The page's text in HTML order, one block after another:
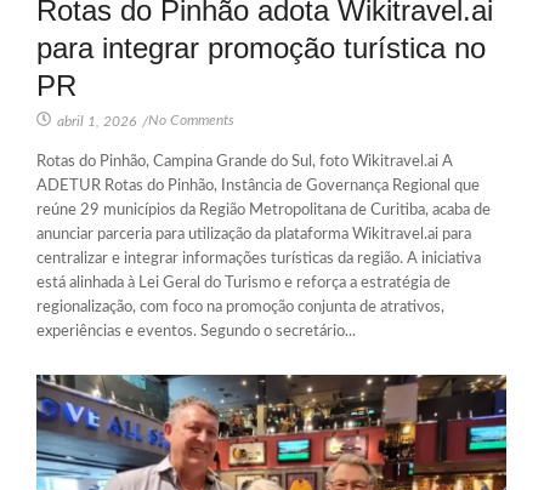
Rotas do Pinhão adota Wikitravel.ai
para integrar promoção turística no
PR
abril 1, 2026 /No Comments
Rotas do Pinhão, Campina Grande do Sul, foto Wikitravel.ai A
ADETUR Rotas do Pinhão, Instância de Governança Regional que
reúne 29 municípios da Região Metropolitana de Curitiba, acaba de
anunciar parceria para utilização da plataforma Wikitravel.ai para
centralizar e integrar informações turísticas da região. A iniciativa
está alinhada à Lei Geral do Turismo e reforça a estratégia de
regionalização, com foco na promoção conjunta de atrativos,
experiências e eventos. Segundo o secretário...